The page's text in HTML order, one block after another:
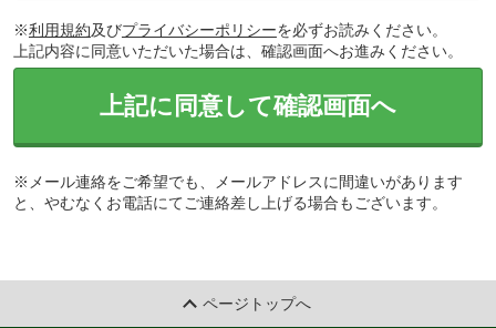
※利用規約及びプライバシーポリシーを必ずお読みください。
上記内容に同意いただいた場合は、確認画面へお進みください。
上記に同意して確認画面へ
※メール連絡をご希望でも、メールアドレスに間違いがあります
と、やむなくお電話にてご連絡差し上げる場合もございます。
ページトップへ